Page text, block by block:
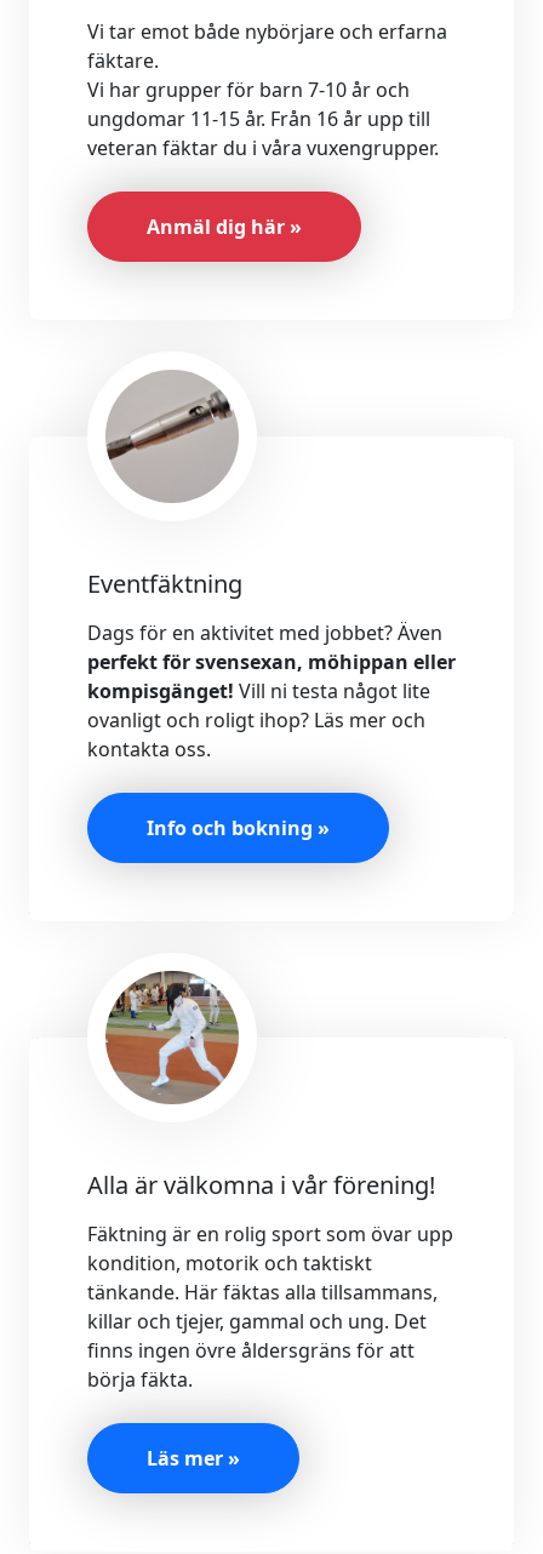
Vi tar emot både nybörjare och erfarna
fäktare.
Vi har grupper för barn 7-10 år och
ungdomar 11-15 år. Från 16 år upp till
veteran fäktar du i våra vuxengrupper.
Anmäl dig här »
Eventfäktning
Dags för en aktivitet med jobbet? Även
perfekt för svensexan, möhippan eller
kompisgänget! Vill ni testa något lite
ovanligt och roligt ihop? Läs mer och
kontakta oss.
Info och bokning »
Alla är välkomna i vår förening!
Fäktning är en rolig sport som övar upp
kondition, motorik och taktiskt
tänkande. Här fäktas alla tillsammans,
killar och tjejer, gammal och ung. Det
finns ingen övre åldersgräns för att
börja fäkta.
Läs mer »